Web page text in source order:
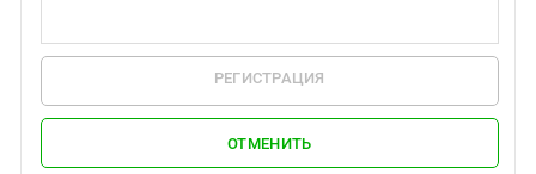
РЕГИСТРАЦИЯ
ОТМЕНИТЬ